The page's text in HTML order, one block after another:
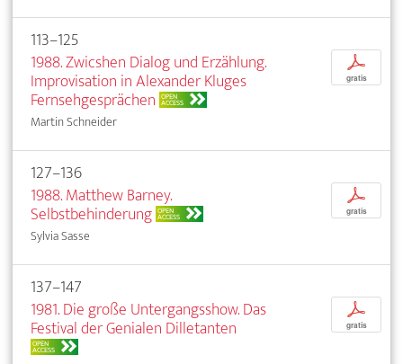
113–125
1988. Zwicshen Dialog und Erzählung.
Improvisation in Alexander Kluges
Fernsehgesprächen OPEN
ACCESS
Martin Schneider
p
gratis
127–136
1988. Matthew Barney.
Selbstbehinderung OPEN
ACCESS
Sylvia Sasse
p
gratis
137–147
1981. Die große Untergangsshow. Das
Festival der Genialen Dilletanten
OPEN
ACCESS
p
gratis